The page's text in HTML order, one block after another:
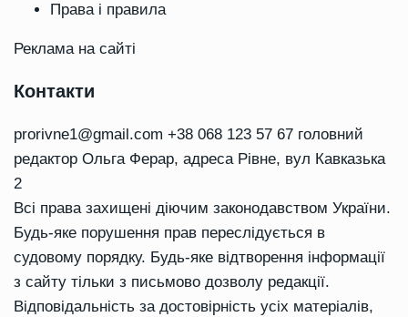
Права і правила
Реклама на сайті
Контакти
prorivne1@gmail.com +38 068 123 57 67 головний
редактор Ольга Ферар, адреса Рівне, вул Кавказька
2
Всі права захищені діючим законодавством України.
Будь-яке порушення прав переслідується в
судовому порядку. Будь-яке відтворення інформації
з сайту тільки з письмово дозволу редакції.
Відповідальність за достовірність усіх матеріалів,